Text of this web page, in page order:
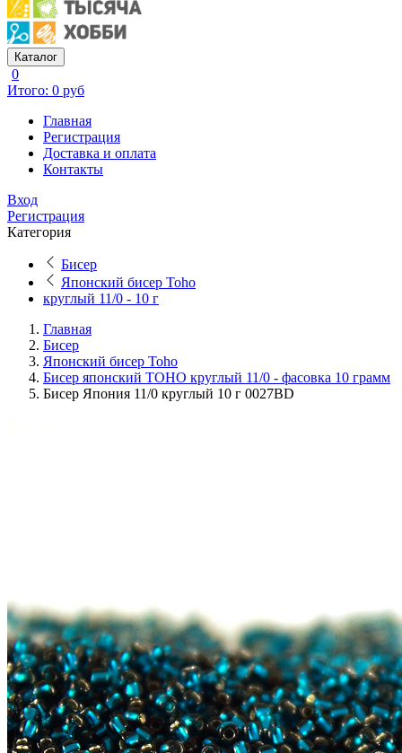
Каталог
0
Итого: 0 руб
Главная
Регистрация
Доставка и оплата
Контакты
Вход
Регистрация
Категория
Бисер
Японский бисер Toho
круглый 11/0 - 10 г
Главная
Бисер
Японский бисер Toho
Бисер японский TOHO круглый 11/0 - фасовка 10 грамм
Бисер Япония 11/0 круглый 10 г 0027BD